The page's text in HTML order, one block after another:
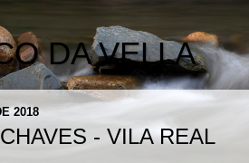
DA VELLA
2018
- VILA REAL